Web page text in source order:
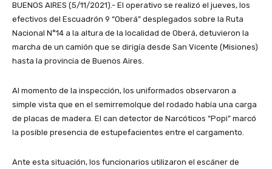
BUENOS AIRES (5/11/2021).- El operativo se realizó el jueves, los
efectivos del Escuadrón 9 “Oberá” desplegados sobre la Ruta
Nacional N°14 a la altura de la localidad de Oberá, detuvieron la
marcha de un camión que se dirigía desde San Vicente (Misiones)
hasta la provincia de Buenos Aires.
Al momento de la inspección, los uniformados observaron a
simple vista que en el semirremolque del rodado había una carga
de placas de madera. El can detector de Narcóticos “Popi” marcó
la posible presencia de estupefacientes entre el cargamento.
Ante esta situación, los funcionarios utilizaron el escáner de